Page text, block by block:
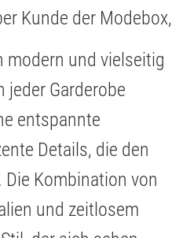
Kunde der Modebox,
modern und vielseitig
jeder Garderobe
entspannte
Details, die den
Kombination von
und zeitlosem